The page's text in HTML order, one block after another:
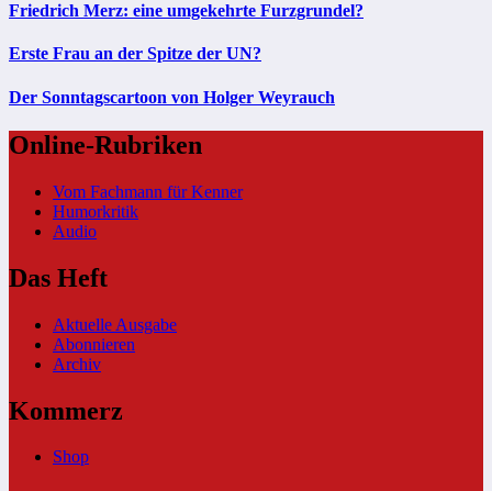
Friedrich Merz: eine umgekehrte Furzgrundel?
Erste Frau an der Spitze der UN?
Der Sonntagscartoon von Holger Weyrauch
Online-Rubriken
Vom Fachmann für Kenner
Humorkritik
Audio
Das Heft
Aktuelle Ausgabe
Abonnieren
Archiv
Kommerz
Shop